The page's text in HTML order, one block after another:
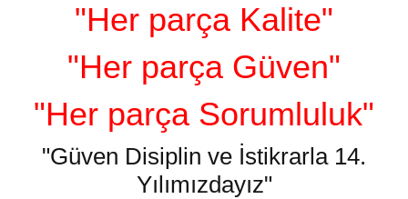
"Her parça Kalite"
"Her parça Güven"
"Her parça Sorumluluk"
"Güven Disiplin ve İstikrarla 14.
Yılımızdayız"